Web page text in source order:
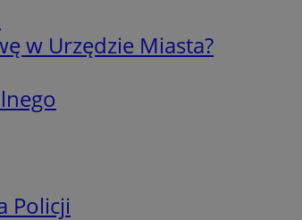
w Urzędzie Miasta?
Policji